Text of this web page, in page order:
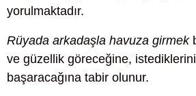
yorulmaktadır.
Rüyada arkadaşla havuza girmek
ve güzellik göreceğine,
başaracağına tabir olunur.